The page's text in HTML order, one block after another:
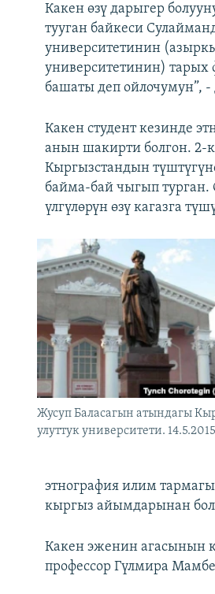
Какен өзү дарыгер
тууган байкеси
университетинин
университетинин) тарых
башаты деп ойлочумун”,
Какен студент кезинде
анын шакирти болгон. 2-
Кыргызстандын
байма-бай чыгып
үлгүлөрүн өзү кагазга
Жусуп Баласагын атындагы
улуттук университети.
этнография илим
кыргыз айымдарынан
Какен эженин агасынын
профессор Гүлмира